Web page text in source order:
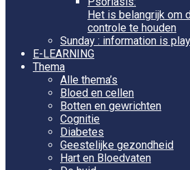
Het is belangrijk om
controle te houden
Sunday : information is
E-LEARNING
Thema
Alle thema’s
Bloed en cellen
Botten en gewrichten
Cognitie
Diabetes
Geestelijke gezondheid
Hart en Bloedvaten